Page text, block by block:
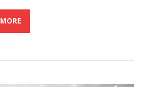
MORE